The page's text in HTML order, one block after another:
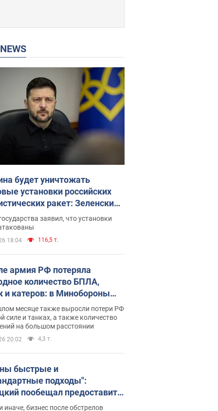
NEWS
будет уничтожать
установки российских
ракет: Зеленский
заседание СНБО
заявил, что установки
18:04 116,5 т.
армия РФ потеряла
количество БПЛА,
и катеров: в Минобороны
статистику
месяце также выросли потери РФ
силе и танках, а также количество
на большом расстоянии
20:02 4,3 т.
быстрые и
подходы":
пообещал предоставить
приоритетный доступ к
иначе, бизнес после обстрелов